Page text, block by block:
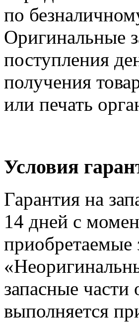
по
Оригинальные
поступления
получения
или печать
Условия
Гарантия на
14 дней с
приобретаемые
запасные
выполняется